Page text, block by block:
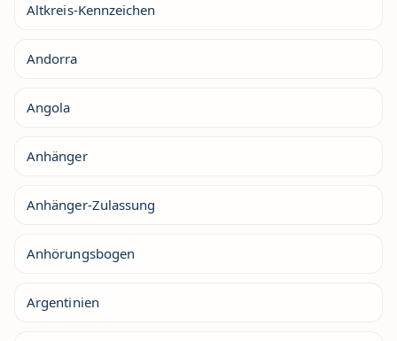
Altkreis-Kennzeichen
Andorra
Angola
Anhänger
Anhänger-Zulassung
Anhörungsbogen
Argentinien